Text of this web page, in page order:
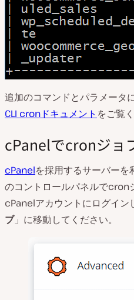
追加のコマンドとパラメータ
CLI cronドキュメント をご覧
cPanelでcronジョ
cPanelを採用するサーバー
のコントロールパネルでcron
cPanelアカウントにログイン
ブ」に移動してください。